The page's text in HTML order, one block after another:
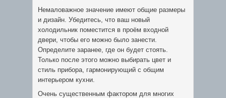
Немаловажное значение имеют общие размеры
и дизайн. Убедитесь, что ваш новый
холодильник поместится в проём входной
двери, чтобы его можно было занести.
Определите заранее, где он будет стоять.
Только после этого можно выбирать цвет и
стиль прибора, гармонирующий с общим
интерьером кухни.
Очень существенным фактором для многих